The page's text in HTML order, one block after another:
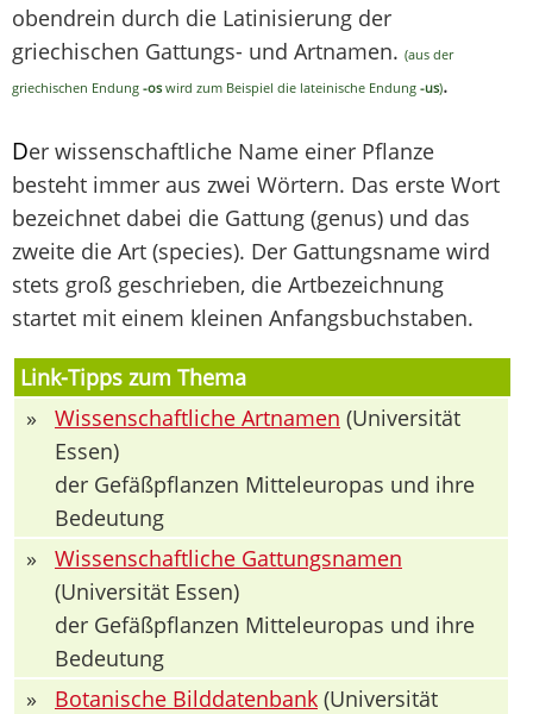
obendrein durch die Latinisierung der
griechischen Gattungs- und Artnamen. (aus der
griechischen Endung -os wird zum Beispiel die lateinische Endung -us).
Der wissenschaftliche Name einer Pflanze
besteht immer aus zwei Wörtern. Das erste Wort
bezeichnet dabei die Gattung (genus) und das
zweite die Art (species). Der Gattungsname wird
stets groß geschrieben, die Artbezeichnung
startet mit einem kleinen Anfangsbuchstaben.
Link-Tipps zum Thema
»
Wissenschaftliche Artnamen (Universität
Essen)
der Gefäßpflanzen Mitteleuropas und ihre
Bedeutung
»
Wissenschaftliche Gattungsnamen
(Universität Essen)
der Gefäßpflanzen Mitteleuropas und ihre
Bedeutung
»
Botanische Bilddatenbank (Universität